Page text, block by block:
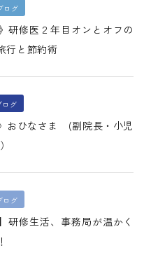
ログ
研修医２年目オンとオフの
行と節約術
ログ
おひなさま (副院長・小児
ログ
研修生活、事務局が温かく